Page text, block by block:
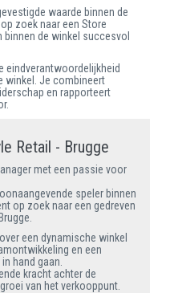
waarde binnen de
zoek naar een Store
binnen de winkel succesvol
eindverantwoordelijkheid
winkel. Je combineert
en rapporteert
Retail - Brugge
met een passie voor
speler binnen
op zoek naar een gedreven
een dynamische winkel
en een
hand gaan.
kracht achter de
van het verkooppunt.